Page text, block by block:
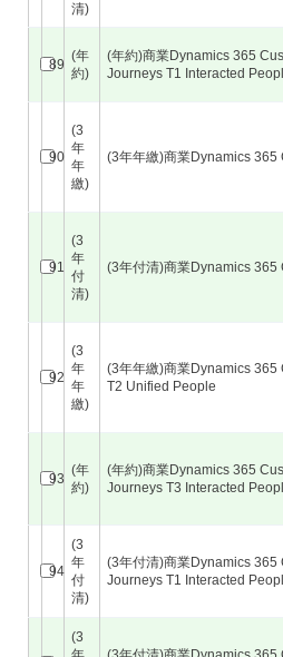
清)
89
(年
約)
(年約)商業Dynamics 365
Journeys T1 Interacted
90
(3
年
年
繳)
(3年年繳)商業Dynamics 365
91
(3
年
付
清)
(3年付清)商業Dynamics 365
92
(3
年
年
繳)
(3年年繳)商業Dynamics 365
T2 Unified People
93
(年
約)
(年約)商業Dynamics 365
Journeys T3 Interacted
94
(3
年
付
清)
(3年付清)商業Dynamics 365
Journeys T1 Interacted
(3